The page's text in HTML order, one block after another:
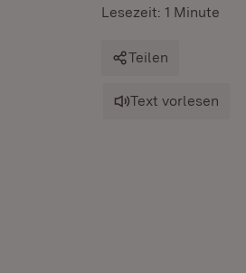
Lesezeit: 1 Minute
Teilen
Text vorlesen